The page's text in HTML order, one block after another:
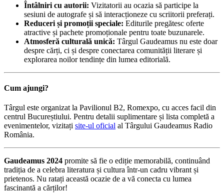
Întâlniri cu autorii: Vizitatorii au ocazia să participe la
sesiuni de autografe și să interacționeze cu scriitorii preferați.
Reduceri și promoții speciale: Editurile pregătesc oferte
atractive și pachete promoționale pentru toate buzunarele.
Atmosferă culturală unică: Târgul Gaudeamus nu este doar
despre cărți, ci și despre conectarea comunității literare și
explorarea noilor tendințe din lumea editorială.
Cum ajungi?
Târgul este organizat la Pavilionul B2, Romexpo, cu acces facil din
centrul Bucureștiului. Pentru detalii suplimentare și lista completă a
evenimentelor, vizitați site-ul oficial al Târgului Gaudeamus Radio
România.
Gaudeamus 2024 promite să fie o ediție memorabilă, continuând
tradiția de a celebra literatura și cultura într-un cadru vibrant și
prietenos. Nu ratați această ocazie de a vă conecta cu lumea
fascinantă a cărților!